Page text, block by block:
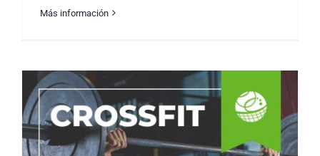
Lo que debes hacer antes de entrenar
Más información